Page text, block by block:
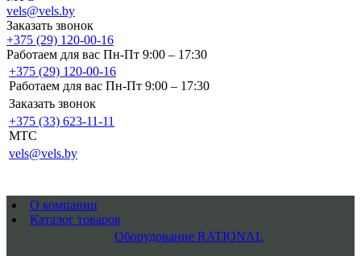
vels@vels.by
Заказать звонок
+375 (29) 120-00-16
Работаем для вас Пн-Пт 9:00 – 17:30
+375 (29) 120-00-16
Работаем для вас Пн-Пт 9:00 – 17:30
Заказать звонок
+375 (33) 623-11-11
MTC
vels@vels.by
О компании
Каталог товаров
Оборудование RATIONAL